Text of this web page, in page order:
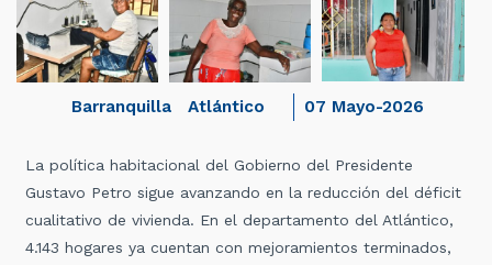
Atlántico
Barranquilla 07 Mayo-2026
La política habitacional del Gobierno del Presidente
Gustavo Petro sigue avanzando en la reducción del déficit
cualitativo de vivienda. En el departamento del Atlántico,
4.143 hogares ya cuentan con mejoramientos terminados,